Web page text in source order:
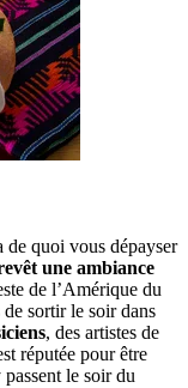
quoi vous dépayser
une ambiance
de l’Amérique du
sortir le soir dans
, des artistes de
réputée pour être
le soir du